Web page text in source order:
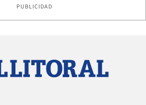
PUBLICIDAD